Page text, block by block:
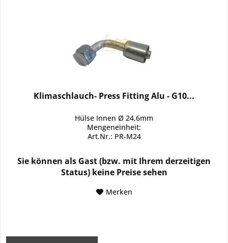
Klimaschlauch- Press Fitting Alu - G10...
Hülse Innen Ø 24,6mm
Mengeneinheit:
Art.Nr.: PR-M24
Sie können als Gast (bzw. mit Ihrem derzeitigen
Status) keine Preise sehen
Merken